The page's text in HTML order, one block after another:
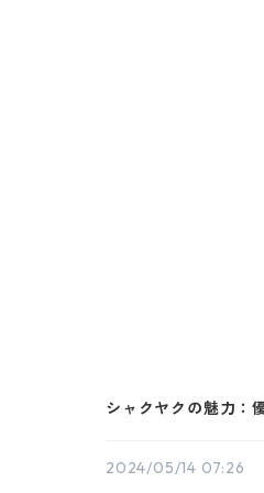
シャクヤクの魅力：
2024/05/14 07:26